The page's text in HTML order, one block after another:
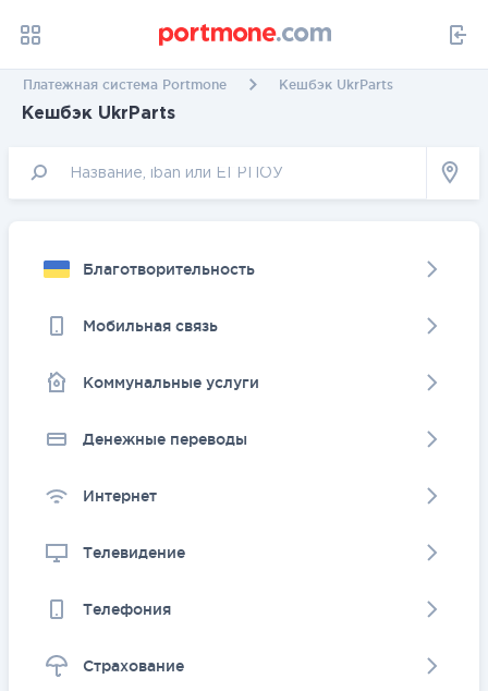
Платежная система Portmone Кешбэк UkrParts
Кешбэк UkrParts
Благотворительность
Мобильная связь
Коммунальные услуги
Денежные переводы
Интернет
Телевидение
Телефония
Страхование